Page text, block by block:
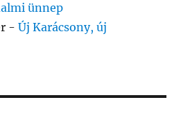
ünnep
-Új Karácsony, új